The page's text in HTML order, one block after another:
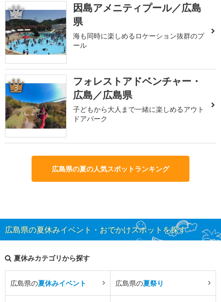
2
因島アメニティプール／広島
県
海も同時に楽しめるロケーション抜群のプ
ール
3
フォレストアドベンチャー・
広島／広島県
子どもから大人まで一緒に楽しめるアウト
ドアパーク
広島県の夏の人気スポットランキング
広島県の夏休みイベント・おでかけスポットを探す
夏休みカテゴリから探す
広島県の夏休みイベント 広島県の夏祭り